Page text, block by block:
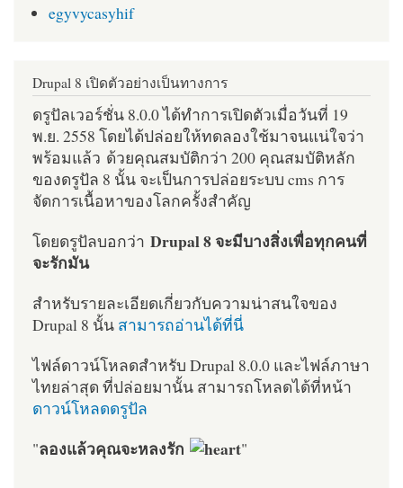
egyvycasyhif
Drupal 8 เปิดตัวอย่างเป็นทางการ
ดรูปัลเวอร์ชั่น 8.0.0 ได้ทำการเปิดตัวเมื่อวันที่ 19
พ.ย. 2558 โดยได้ปล่อยให้ทดลองใช้มาจนแน่ใจว่า
พร้อมแล้ว ด้วยคุณสมบัติกว่า 200 คุณสมบัติหลัก
ของดรูปัล 8 นั้น จะเป็นการปล่อยระบบ cms การ
จัดการเนื้อหาของโลกครั้งสำคัญ
โดยดรูปัลบอกว่า Drupal 8 จะมีบางสิ่งเพื่อทุกคนที่
จะรักมัน
สำหรับรายละเอียดเกี่ยวกับความน่าสนใจของ
Drupal 8 นั้น สามารถอ่านได้ที่นี่
ไฟล์ดาวน์โหลดสำหรับ Drupal 8.0.0 และไฟล์ภาษา
ไทยล่าสุด ที่ปล่อยมานั้น สามารถโหลดได้ที่หน้า
ดาวน์โหลดดรูปัล
"ลองแล้วคุณจะหลงรัก "